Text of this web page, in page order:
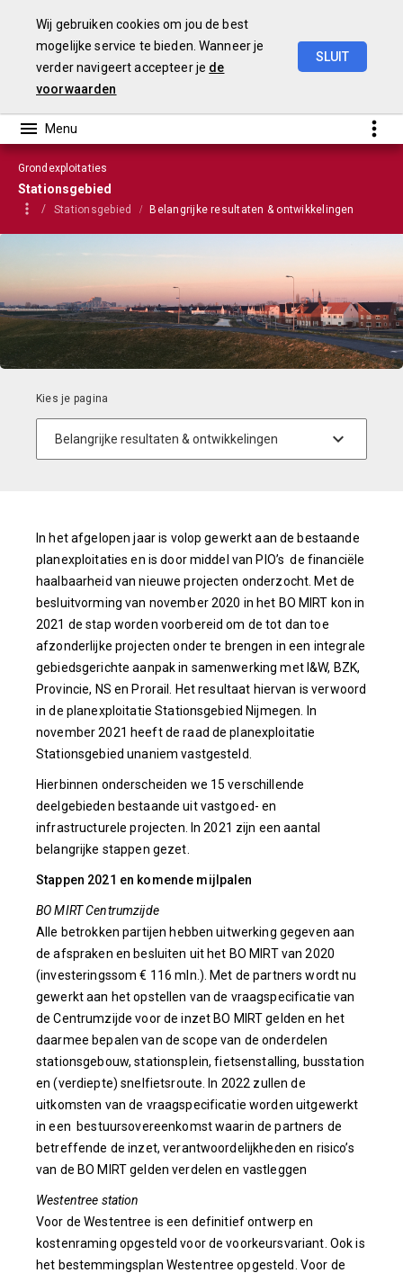
Wij gebruiken cookies om jou de best
mogelijke service te bieden. Wanneer je
verder navigeert accepteer je de
voorwaarden
SLUIT
Grondexploitaties
Stationsgebied
Stationsgebied Belangrijke resultaten & ontwikkelingen
In het afgelopen jaar is volop gewerkt aan de bestaande
planexploitaties en is door middel van PIO’s de financiële
haalbaarheid van nieuwe projecten onderzocht. Met de
besluitvorming van november 2020 in het BO MIRT kon in
2021 de stap worden voorbereid om de tot dan toe
afzonderlijke projecten onder te brengen in een integrale
gebiedsgerichte aanpak in samenwerking met I&W, BZK,
Provincie, NS en Prorail. Het resultaat hiervan is verwoord
in de planexploitatie Stationsgebied Nijmegen. In
november 2021 heeft de raad de planexploitatie
Stationsgebied unaniem vastgesteld.
Hierbinnen onderscheiden we 15 verschillende
deelgebieden bestaande uit vastgoed- en
infrastructurele projecten. In 2021 zijn een aantal
belangrijke stappen gezet.
Stappen 2021 en komende mijlpalen
BO MIRT Centrumzijde
Alle betrokken partijen hebben uitwerking gegeven aan
de afspraken en besluiten uit het BO MIRT van 2020
(investeringssom € 116 mln.). Met de partners wordt nu
gewerkt aan het opstellen van de vraagspecificatie van
de Centrumzijde voor de inzet BO MIRT gelden en het
daarmee bepalen van de scope van de onderdelen
stationsgebouw, stationsplein, fietsenstalling, busstation
en (verdiepte) snelfietsroute. In 2022 zullen de
uitkomsten van de vraagspecificatie worden uitgewerkt
in een bestuursovereenkomst waarin de partners de
betreffende de inzet, verantwoordelijkheden en risico’s
van de BO MIRT gelden verdelen en vastleggen
Westentree station
Voor de Westentree is een definitief ontwerp en
kostenraming opgesteld voor de voorkeursvariant. Ook is
het bestemmingsplan Westentree opgesteld. Voor de